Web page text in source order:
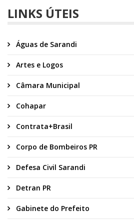
LINKS ÚTEIS
Águas de Sarandi
Artes e Logos
Câmara Municipal
Cohapar
Contrata+Brasil
Corpo de Bombeiros PR
Defesa Civil Sarandi
Detran PR
Gabinete do Prefeito